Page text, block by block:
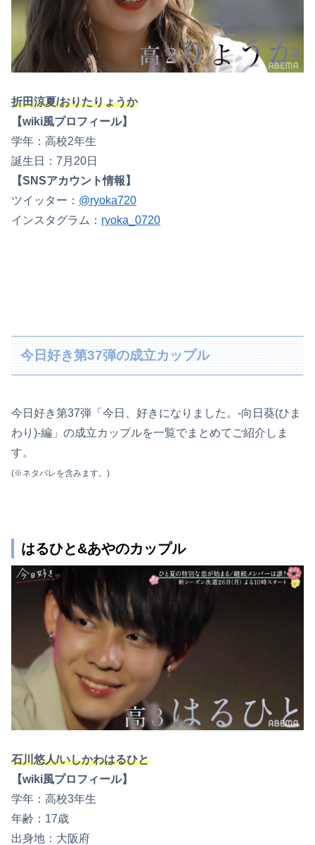
折田涼夏/おりたりょうか
【wiki風プロフィール】
学年：高校2年生
誕生日：7月20日
【SNSアカウント情報】
ツイッター： @ryoka720
インスタグラム： ryoka_0720
今日好き第37弾の成立カップル
今日好き第37弾「今日、好きになりました。-向日葵(ひま
わり)-編」の成立カップルを一覧でまとめてご紹介しま
す。
(※ネタバレを含みます。)
はるひと&あやのカップル
石川悠人/いしかわはるひと
【wiki風プロフィール】
学年：高校3年生
年齢：17歳
出身地：大阪府